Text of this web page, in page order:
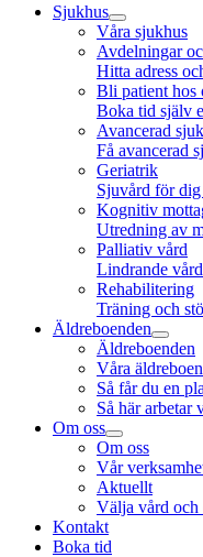
Sjukhus
Våra sjukhus
Avdelningar
Hitta adress
Bli patient hos
Boka tid själv
Avancerad
Få avancerad
Geriatrik
Sjuvård för
Kognitiv
Utredning av
Palliativ vård
Lindrande
Rehabilitering
Träning och
Äldreboenden
Äldreboenden
Våra
Så får du en
Så här arbetar
Om oss
Om oss
Vår
Aktuellt
Välja vård och
Kontakt
Boka tid